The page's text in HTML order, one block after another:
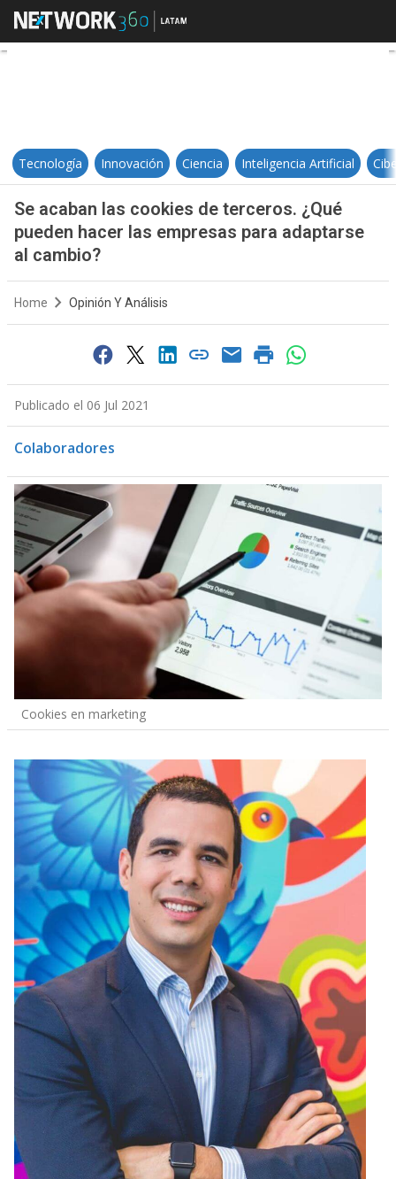
Se acaban las cookies de
Tecnología Innovación Ciencia Inteligencia Artificial
Se acaban las cookies de terceros. ¿Qué
pueden hacer las empresas para adaptarse
al cambio?
Home Opinión Y Análisis
Publicado el 06 Jul 2021
Colaboradores
Cookies en marketing